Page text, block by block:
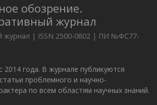
обозрение.
журнал
журнал | ISSN 2500-0802 | ПИ №ФС77-
2014 года. В журнале публикуются
проблемного и научно-
по всем областям научных знаний.